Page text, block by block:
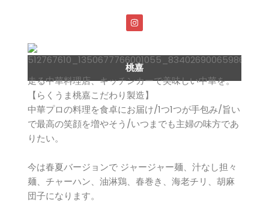
桃嘉
走る中華料理店、キッチンカーで美味しい中華を。
【らくうま桃嘉こだわり製造】
中華プロの料理を食卓にお届け/1つ1つが手包み/旨い
で最高の笑顔を増やそう/いつまでも主婦の味方であ
りたい。
今は春夏バージョンで ジャージャー麺、汁なし担々
麺、チャーハン、油淋鶏、春巻き、海老チリ、胡麻
団子になります。